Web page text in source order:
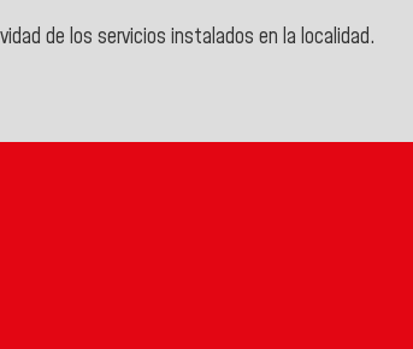
de los servicios instalados en la localidad.